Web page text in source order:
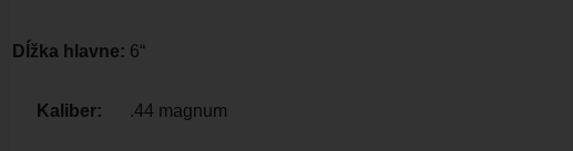
Dĺžka hlavne: 6“
Kaliber: .44 magnum